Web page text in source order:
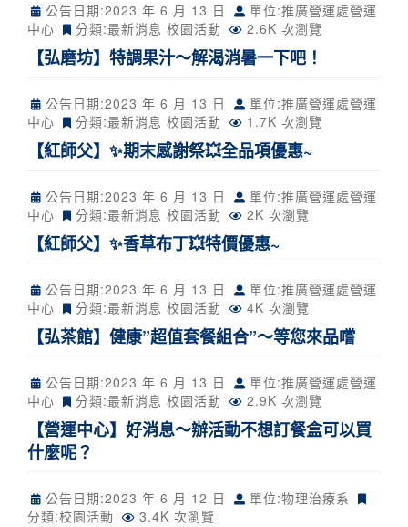
公告日期:2023 年 6 月 13 日
單位:推廣營運處營運
中心
分類:最新消息 校園活動 2.6K 次瀏覽
【弘磨坊】特調果汁～解渴消暑一下吧！
公告日期:2023 年 6 月 13 日
單位:推廣營運處營運
中心
分類:最新消息 校園活動 1.7K 次瀏覽
【紅師父】✨期末感謝祭💥全品項優惠~
公告日期:2023 年 6 月 13 日
單位:推廣營運處營運
中心
分類:最新消息 校園活動 2K 次瀏覽
【紅師父】✨香草布丁💥特價優惠~
公告日期:2023 年 6 月 13 日
單位:推廣營運處營運
中心
分類:最新消息 校園活動 4K 次瀏覽
【弘茶館】健康”超值套餐組合”～等您來品嚐
公告日期:2023 年 6 月 13 日
單位:推廣營運處營運
中心
分類:最新消息 校園活動 2.9K 次瀏覽
【營運中心】好消息～辦活動不想訂餐盒可以買
什麼呢？
公告日期:2023 年 6 月 12 日
單位:物理治療系
分類:校園活動 3.4K 次瀏覽